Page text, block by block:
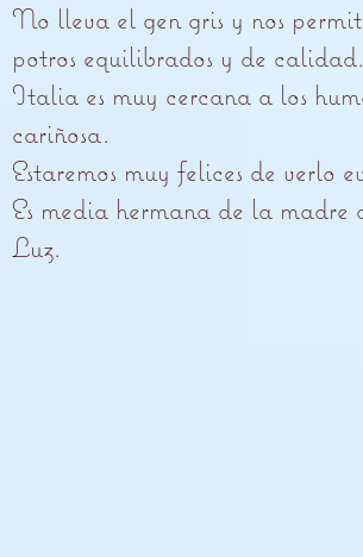
No lleva el gen gris y nos
potros equilibrados y de calidad.
Italia es muy cercana a los
cariñosa.
Estaremos muy felices de verlo
Es media hermana de la madre
Luz.